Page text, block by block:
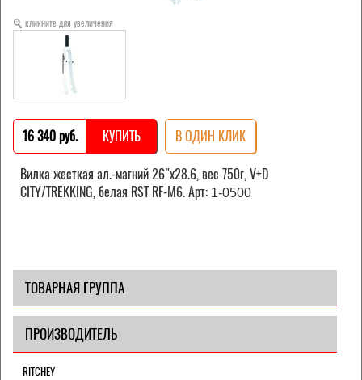
кликните для увеличения
16 340 pуб. КУПИТЬ В ОДИН КЛИК
Вилка жесткая ал.-магний 26"х28.6, вес 750г, V+D
CITY/TREKKING, белая RST RF-M6. Арт: 1-0500
ТОВАРНАЯ ГРУППА
ПРОИЗВОДИТЕЛЬ
RITCHEY